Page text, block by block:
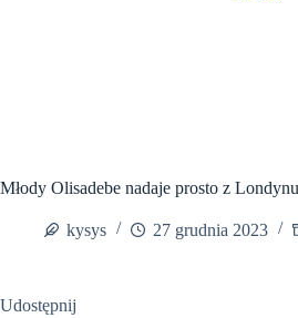
Młody Olisadebe nadaje prosto z
kysys 27 grudnia 2023
Udostępnij